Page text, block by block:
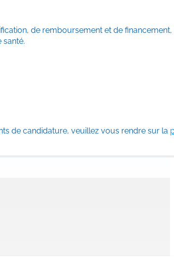
de remboursement et de
santé.
de candidature, veuillez vous rendre sur la